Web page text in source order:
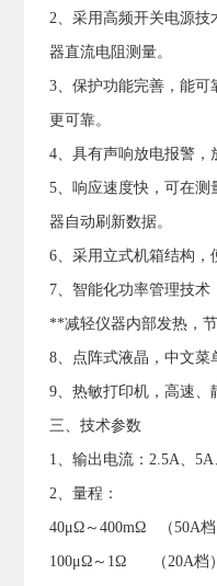
2、采用高频开关电源技
器直流电阻测量。
3、保护功能完善，能
更可靠。
4、具有声响放电报警，
5、响应速度快，可在测
器自动刷新数据。
6、采用立式机箱结构，
7、智能化功率管理技术
**减轻仪器内部发热，节
8、点阵式液晶，中文菜
9、热敏打印机，高速、
三、技术参数
1、输出电流：2.5A、
2、量程：
40μΩ～400mΩ （50A档
100μΩ～1Ω （20A档）